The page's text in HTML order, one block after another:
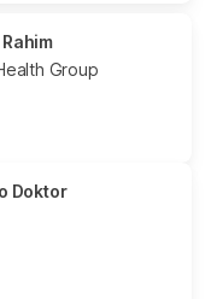
Group
Doktor